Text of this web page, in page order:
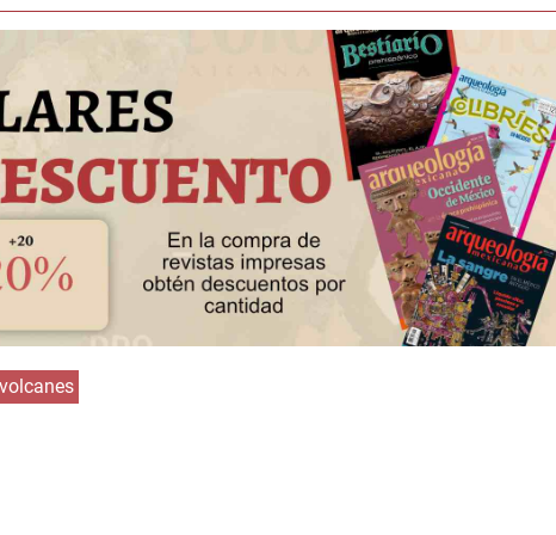
volcanes
Huasteca
Olmecas